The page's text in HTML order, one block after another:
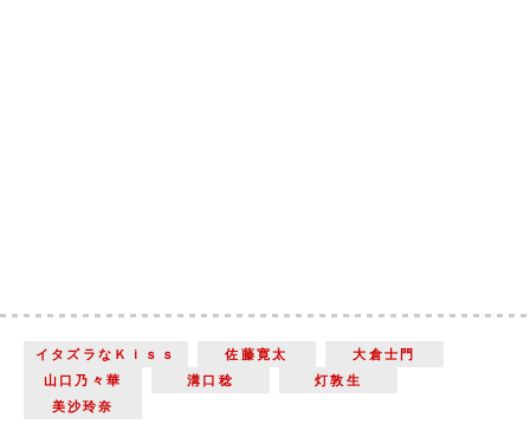
イタズラなＫｉｓｓ 佐藤寛太
大倉士門
山口乃々華
溝口稔
灯敦生
美沙玲奈